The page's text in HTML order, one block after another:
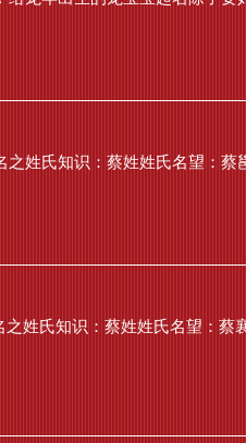
姓氏知识：蔡姓姓氏名望：蔡
姓氏知识：蔡姓姓氏名望：蔡